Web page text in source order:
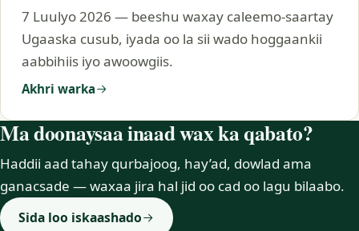
7 Luulyo 2026 — beeshu waxay caleemo-saartay
Ugaaska cusub, iyada oo la sii wado hoggaankii
aabbihiis iyo awoowgiis.
Akhri warka
Ma doonaysaa inaad wax ka qabato?
Haddii aad tahay qurbajoog, hay’ad, dowlad ama
ganacsade — waxaa jira hal jid oo cad oo lagu bilaabo.
Sida loo iskaashado